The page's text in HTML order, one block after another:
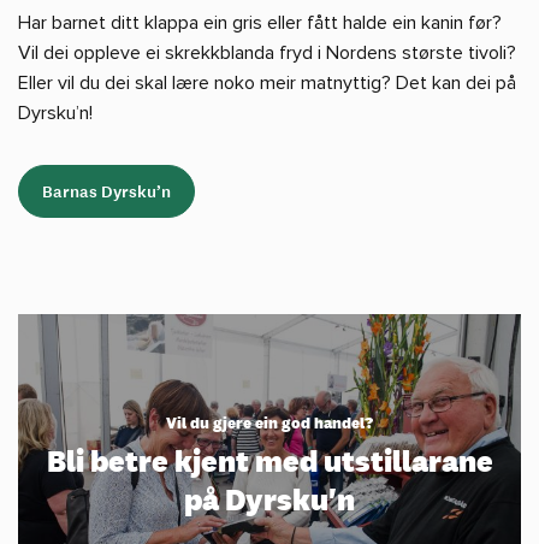
Har barnet ditt klappa ein gris eller fått halde ein kanin før?
Vil dei oppleve ei skrekkblanda fryd i Nordens største tivoli?
Eller vil du dei skal lære noko meir matnyttig? Det kan dei på
Dyrsku’n!
Barnas Dyrsku’n
Vil du gjere ein god handel?
Bli betre kjent med utstillarane
på Dyrsku'n